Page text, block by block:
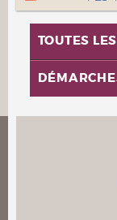
TOUTES